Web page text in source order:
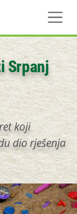
Srpanj
koji
dio rješenja